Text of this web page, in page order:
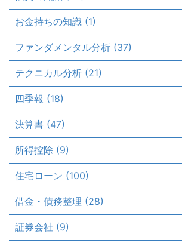
お金持ちの知識 (1)
ファンダメンタル分析 (37)
テクニカル分析 (21)
四季報 (18)
決算書 (47)
所得控除 (9)
住宅ローン (100)
借金・債務整理 (28)
証券会社 (9)